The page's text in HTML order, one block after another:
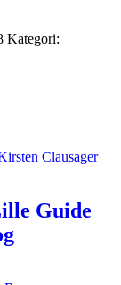
Kategori:
Guide